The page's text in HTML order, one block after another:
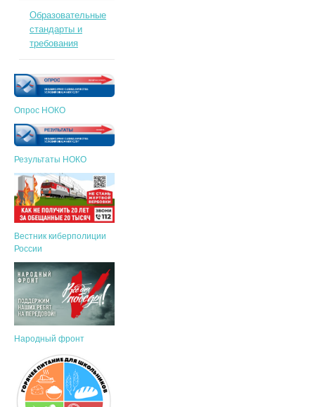
Образовательные
стандарты и
требования
Опрос НОКО
Результаты НОКО
Вестник киберполиции
России
Народный фронт